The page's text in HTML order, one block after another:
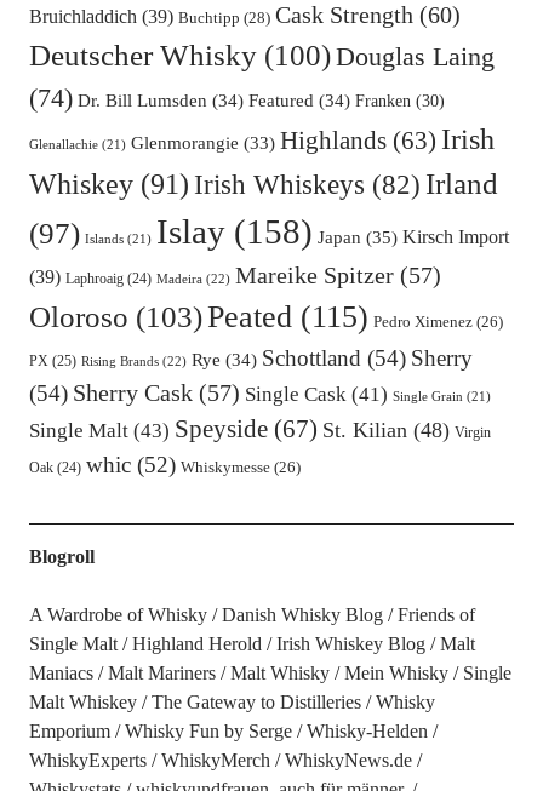
Bruichladdich(39) Buchtipp (28) Cask Strength (60)
Deutscher Whisky(100)Douglas Laing
(74) Dr. Bill Lumsden (34) Featured (34) Franken(30)
Glenallachie(21) Glenmorangie (33) Highlands(63) Irish
Whiskey(91) Irish Whiskeys (82) Irland
(97) Islands(21) Islay(158) Japan (35) Kirsch Import
(39) Laphroaig(24) Madeira(22) Mareike Spitzer(57)
Oloroso (103)Peated(115) Pedro Ximenez(26)
PX(25) Rising Brands(22) Rye (34) Schottland (54) Sherry
(54) Sherry Cask(57) Single Cask(41) Single Grain (21)
Single Malt(43) Speyside(67) St. Kilian(48) Virgin
Oak(24) whic(52) Whiskymesse(26)
Blogroll
A Wardrobe of Whisky Danish Whisky Blog
Friends of
Single Malt
Highland Herold Irish Whiskey Blog
Malt
Maniacs
Malt Mariners Malt Whisky Mein Whisky
Single
Malt Whiskey
The Gateway to Distilleries
Whisky
Emporium
Whisky Fun by Serge
Whisky-Helden
WhiskyExperts
WhiskyMerch
WhiskyNews.de